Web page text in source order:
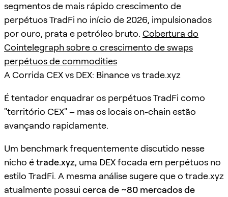
segmentos de mais rápido crescimento de
perpétuos TradFi no início de 2026, impulsionados
por ouro, prata e petróleo bruto. Cobertura do
Cointelegraph sobre o crescimento de swaps
perpétuos de commodities
A Corrida CEX vs DEX: Binance vs trade.xyz
É tentador enquadrar os perpétuos TradFi como
"território CEX" – mas os locais on-chain estão
avançando rapidamente.
Um benchmark frequentemente discutido nesse
nicho étrade.xyz, uma DEX focada em perpétuos no
estilo TradFi. A mesma análise sugere que o trade.xyz
atualmente possui cerca de ~80 mercados de